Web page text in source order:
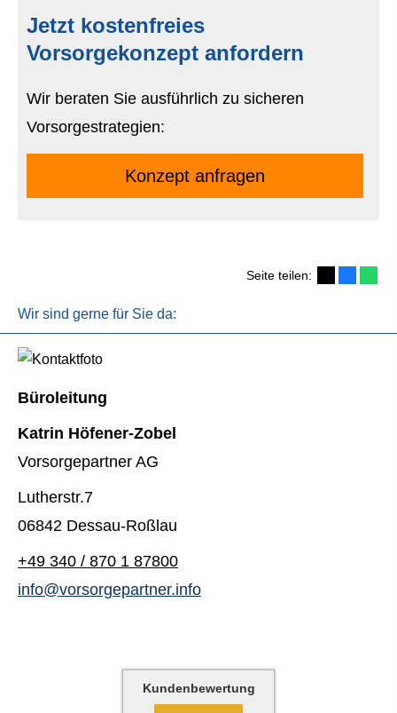
Jetzt kostenfreies
Vorsorgekonzept anfordern
Wir beraten Sie ausführlich zu sicheren
Vorsorgestrategien:
Konzept anfragen
Seite teilen:
Wir sind gerne für Sie da:
Büroleitung
Katrin Höfener-Zobel
Vorsorgepartner AG
Lutherstr.7
06842 Dessau-Roßlau
+49 340 / 870 1 87800
info@vorsorgepartner.info
Kundenbewertung